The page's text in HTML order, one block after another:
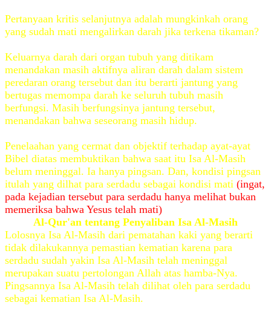
Pertanyaan kritis selanjutnya adalah mungkinkah orang
yang sudah mati mengalirkan darah jika terkena tikaman?
Keluarnya darah dari organ tubuh yang ditikam
menandakan masih aktifnya aliran darah dalam sistem
peredaran orang tersebut dan itu berarti jantung yang
bertugas memompa darah ke seluruh tubuh masih
berfungsi. Masih berfungsinya jantung tersebut,
menandakan bahwa seseorang masih hidup.
Penelaahan yang cermat dan objektif terhadap ayat-ayat
Bibel diatas membuktikan bahwa saat itu Isa Al-Masih
belum meninggal. Ia hanya pingsan. Dan, kondisi pingsan
itulah yang dilhat para serdadu sebagai kondisi mati (ingat,
pada kejadian tersebut para serdadu hanya melihat bukan
memeriksa bahwa Yesus telah mati)
Al-Qur'an tentang Penyaliban Isa Al-Masih
Lolosnya Isa Al-Masih dari pematahan kaki yang berarti
tidak dilakukannya pemastian kematian karena para
serdadu sudah yakin Isa Al-Masih telah meninggal
merupakan suatu pertolongan Allah atas hamba-Nya.
Pingsannya Isa Al-Masih telah dilihat oleh para serdadu
sebagai kematian Isa Al-Masih.